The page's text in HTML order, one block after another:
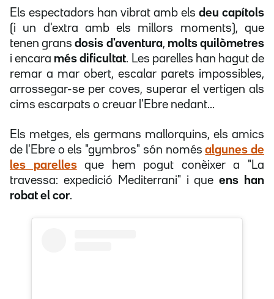
Els espectadors han vibrat amb els deu capítols
(i un d'extra amb els millors moments), que
tenen gransdosis d'aventura, molts quilòmetres
i encara més dificultat. Les parelles han hagut de
remar a mar obert, escalar parets impossibles,
arrossegar-se per coves, superar el vertigen als
cims escarpats o creuar l'Ebre nedant...
Els metges, els germans mallorquins, els amics
de l'Ebre o els "gymbros" són nomésalgunes de
les parellesque hem pogut conèixer a "La
travessa: expedició Mediterrani" i queens han
robat el cor.